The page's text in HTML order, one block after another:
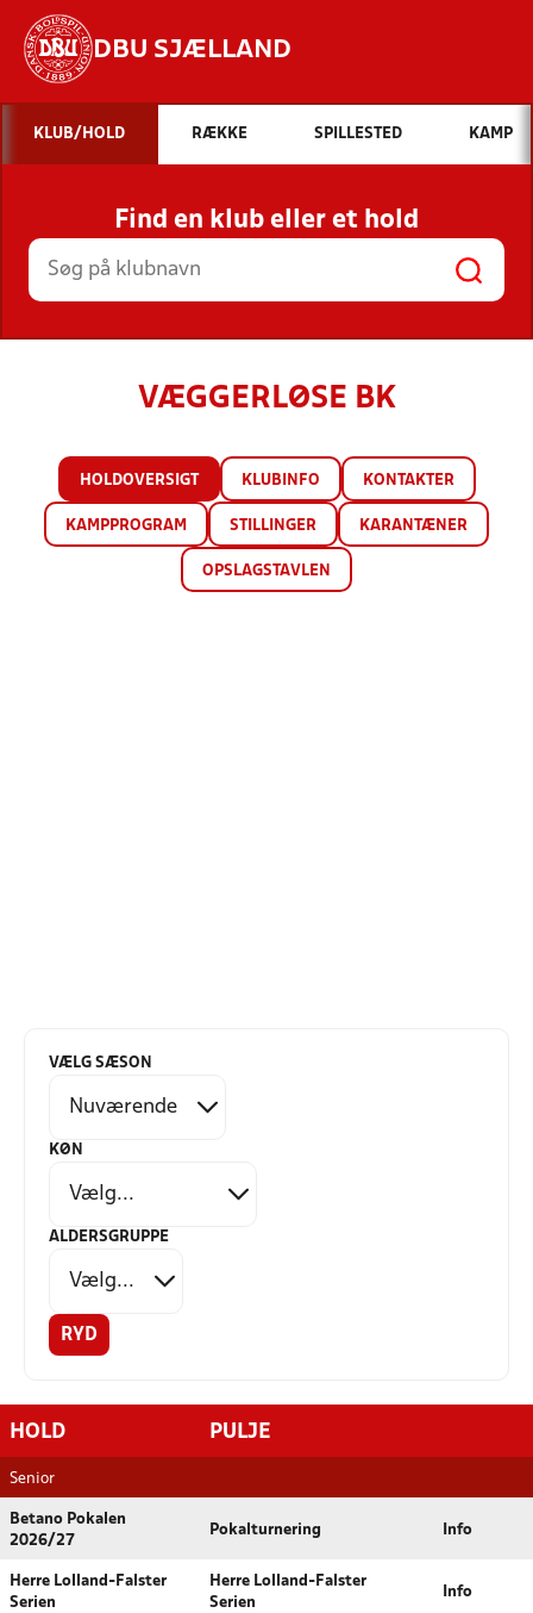
DBU SJÆLLAND
Hvad vil du søge efter?
INDHOLD OG NYHEDER
STILLINGER, RESULTATER, KLUBBER OG
HOLD
KLUB/HOLD RÆKKE SPILLESTED KAMP
Find en klub eller et hold
VÆGGERLØSE BK
HOLDOVERSIGT KLUBINFO KONTAKTER
KAMPPROGRAM STILLINGER KARANTÆNER
OPSLAGSTAVLEN
VÆLG SÆSON
KØN
ALDERSGRUPPE
RYD
HOLD PULJE
Senior
Betano Pokalen
2026/27
Pokalturnering Info
Herre Lolland-Falster
Serien
Herre Lolland-Falster
Serien
Info